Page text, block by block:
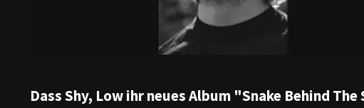
Dass Shy, Low ihr neues Album "Snake Behind